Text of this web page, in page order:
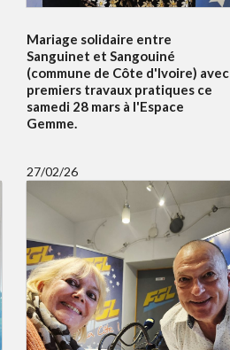
Mariage solidaire entre
Sanguinet et Sangouiné
(commune de Côte d'Ivoire) avec
premiers travaux pratiques ce
samedi 28 mars à l'Espace
Gemme.
27/02/26